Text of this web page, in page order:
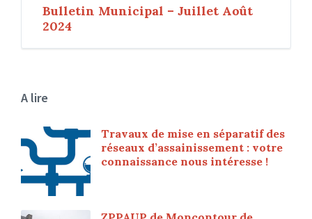
Bulletin Municipal – Juillet Août
2024
A lire
Travaux de mise en séparatif des
réseaux d’assainissement : votre
connaissance nous intéresse !